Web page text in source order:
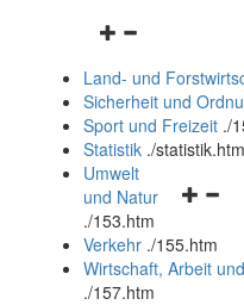
Navigationsmenü
und
schließen
Land- und
Sicherheit und
Sport und Freizeit ./
Statistik ./statistik.htm
und
Umwelt
und Natur
./153.htm
Verkehr ./155.htm
Wirtschaft, Arbeit
./157.htm